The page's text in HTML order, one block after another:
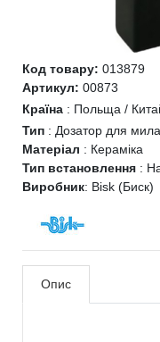
Код товару: 013879
Артикул: 00873
Країна : Польща /
Тип : Дозатор для мила
Матеріал : Кераміка
Тип встановлення :
Виробник: Bisk (Биск)
Опис